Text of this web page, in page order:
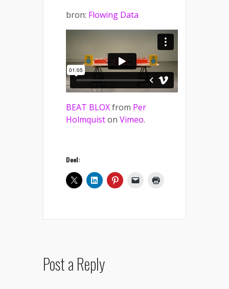
bron: Flowing Data
BEAT BLOXfrom Per
Holmquiston Vimeo.
Deel:
Post a Reply